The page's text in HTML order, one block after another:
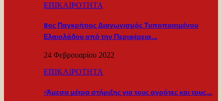
ΕΠΙΚΑΙΡΟΤΗΤΑ
8ος Παγκρήτιος Διαγωνισμός Τυποποιημένου
Ελαιολάδου από την Περιφέρεια…
24 Φεβρουαρίου 2022
ΕΠΙΚΑΙΡΟΤΗΤΑ
«Άμεσα μέτρα στήριξης για τους αγρότες και τους…